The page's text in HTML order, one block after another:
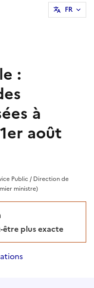
FR
:
à
août
Public / Direction de
ministre)
être plus exacte